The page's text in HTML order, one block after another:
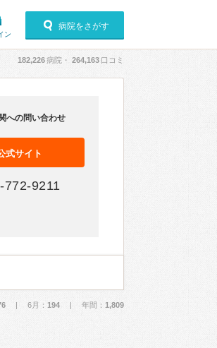
ン
病院をさがす
182,226病院・ 264,163 口コミ
への問い合わせ
式サイト
772-9211
| 6月： 194 | 年間： 1,809